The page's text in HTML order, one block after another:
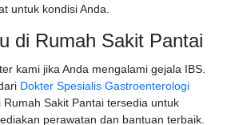
untuk kondisi Anda.
di Rumah Sakit Pantai
kami jika Anda mengalami gejala IBS.
Dokter Spesialis Gastroenterologi
Sakit Pantai tersedia untuk
perawatan dan bantuan terbaik.